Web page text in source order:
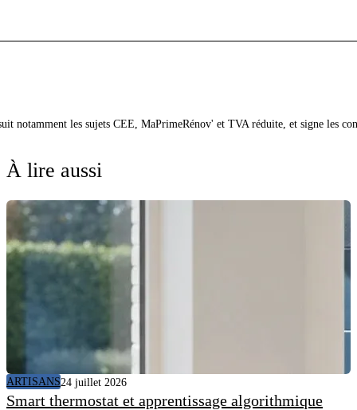
notamment les sujets CEE, MaPrimeRénov' et TVA réduite, et signe les
À lire aussi
ARTISANS24 juillet 2026
Smart thermostat et apprentissage algorithmique